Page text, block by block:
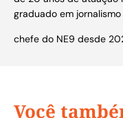
graduado em
chefe do NE9 desde
Você